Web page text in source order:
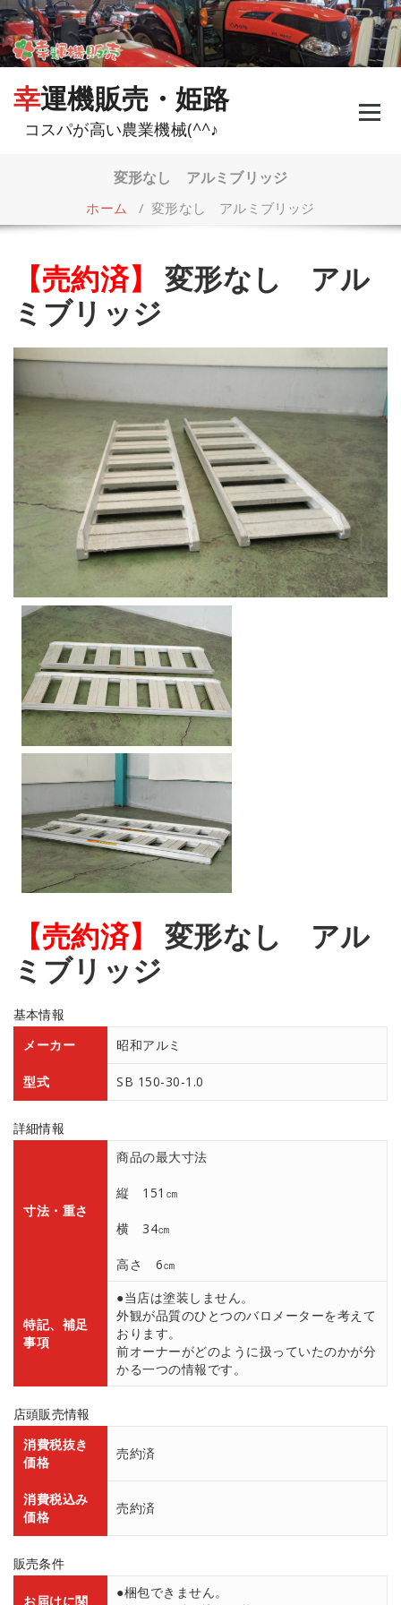
コ
ン
テ
ン
幸運機販売・姫路
コスパが高い農業機械(^^♪
変形なし アルミブリッジ
ホーム /変形なし アルミブリッジ
【売約済】
変形なし アル
ミブリッジ
【売約済】
変形なし アル
ミブリッジ
基本情報
メーカー
昭和アルミ
型式 SB 150-30-1.0
詳細情報
寸法・重さ
商品の最大寸法
縦 151㎝
横 34㎝
高さ 6㎝
特記、補足
事項
●当店は塗装しません。
外観が品質のひとつのバロメーターを考えて
おります。
前オーナーがどのように扱っていたのかが分
かる一つの情報です。
店頭販売情報
消費税抜き
価格
売約済
消費税込み
価格
売約済
販売条件
お届けに関
●梱包できません。